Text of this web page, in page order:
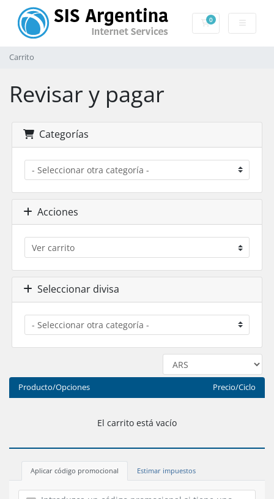
0Carrito
Carrito
Revisar y pagar
Categorías
Acciones
Seleccionar divisa
Producto/Opciones Precio/Ciclo
El carrito está vacío
Aplicar código promocional Estimar impuestos